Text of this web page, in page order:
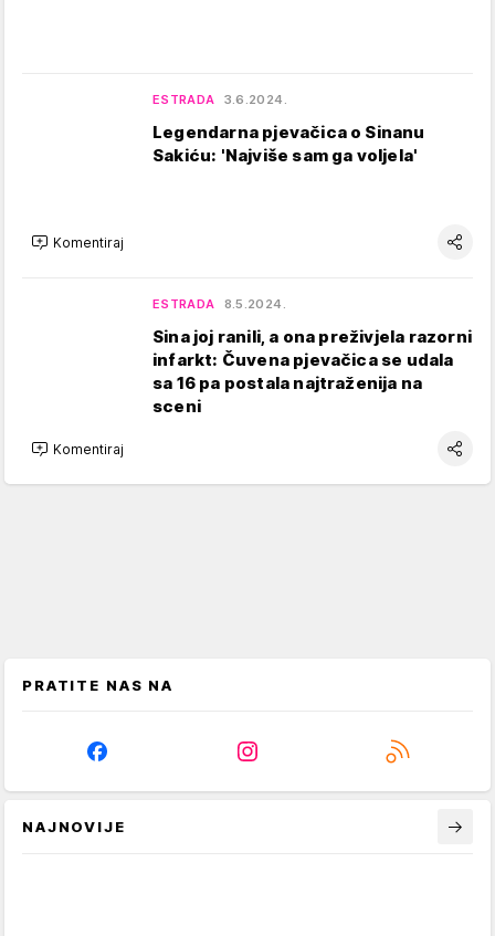
ESTRADA 3.6.2024.
Legendarna pjevačica o Sinanu
Sakiću: 'Najviše sam ga voljela'
Komentiraj
ESTRADA 8.5.2024.
Sina joj ranili, a ona preživjela razorni
infarkt: Čuvena pjevačica se udala
sa 16 pa postala najtraženija na
sceni
Komentiraj
PRATITE NAS NA
NAJNOVIJE